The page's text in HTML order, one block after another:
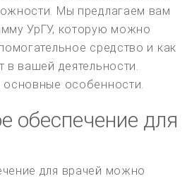
Мы предлагаем вам
УрГУ, которую можно
средство и как
вашей деятельности.
особенности.
обеспечение для
для врачей можно